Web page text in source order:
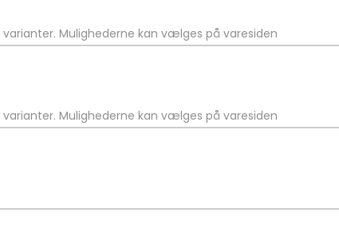
Mulighederne kan vælges på varesiden
Mulighederne kan vælges på varesiden